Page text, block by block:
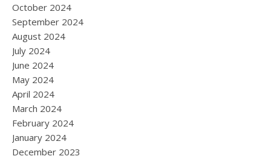
October 2024
September 2024
August 2024
July 2024
June 2024
May 2024
April 2024
March 2024
February 2024
January 2024
December 2023